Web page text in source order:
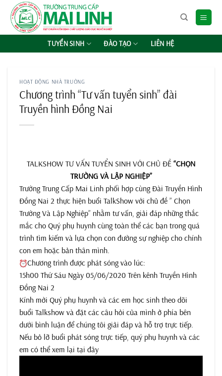
Chuyển
đến
TUYỂN SINH ĐÀO TẠO LIÊN HỆ
HOẠT ĐỘNG NHÀ TRƯỜNG
Chương trình “Tư vấn tuyển sinh” đài
Truyền hình Đồng Nai
TALKSHOW TƯ VẤN TUYỂN SINH VỚI CHỦ ĐỀ “CHỌN
TRƯỜNG VÀ LẬP NGHIỆP”
Trường Trung Cấp Mai Linh phối hợp cùng Đài Truyền Hình
Đồng Nai 2 thực hiện buổi TalkShow với chủ đề ” Chọn
Trường Và Lập Nghiệp” nhằm tư vấn, giải đáp những thắc
mắc cho Quý phụ huynh cùng toàn thể các bạn trong quá
trình tìm kiếm và lựa chọn con đường sự nghiệp cho chính
con em hoặc bản thân mình.
Chương trình được phát sóng vào lúc:
15h00 Thứ Sáu Ngày 05/06/2020 Trên kênh Truyền Hình
Đồng Nai 2
Kính mời Quý phụ huynh và các em học sinh theo dõi
buổi Talkshow và đặt các câu hỏi của mình ở phía bên
dưới bình luận để chúng tôi giải đáp và hỗ trợ trực tiếp.
Nếu bỏ lỡ buổi phát sóng trực tiếp, quý phụ huynh và các
em có thể xem lại tại đây